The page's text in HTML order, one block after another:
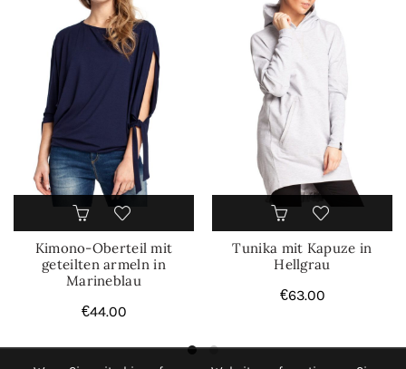
Kimono-Oberteil mit
geteilten armeln in
Marineblau
€44.00
Tunika mit Kapuze in
Hellgrau
€63.00